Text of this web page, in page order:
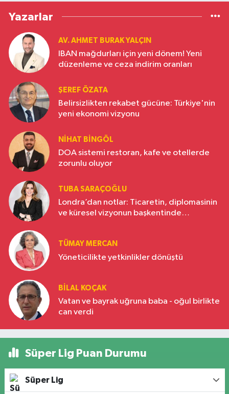
Yazarlar
AV. AHMET BURAK YALÇIN
IBAN mağdurları için yeni dönem! Yeni
düzenleme ve ceza indirim oranları
ŞEREF ÖZATA
Belirsizlikten rekabet gücüne: Türkiye'nin
yeni ekonomi vizyonu
NIHAT BINGÖL
DOA sistemi restoran, kafe ve otellerde
zorunlu oluyor
TUBA SARAÇOĞLU
Londra’dan notlar: Ticaretin, diplomasinin
ve küresel vizyonun başkentinde
TÜMAY MERCAN
Yöneticilikte yetkinlikler dönüştü
BILAL KOÇAK
Vatan ve bayrak uğruna baba - oğul birlikte
can verdi
Süper Lig Puan Durumu
Süper Lig